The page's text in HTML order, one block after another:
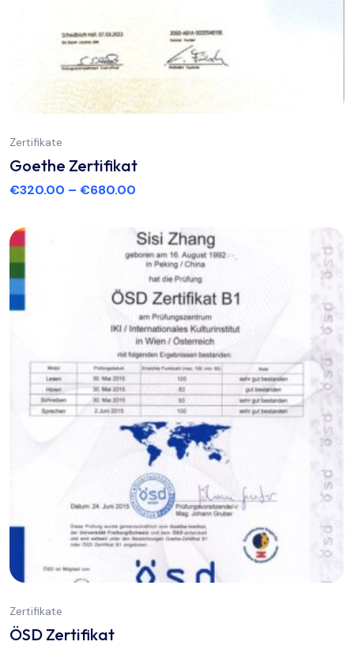
Zertifikate
Goethe Zertifikat
€320.00 – €680.00
Zertifikate
ÖSD Zertifikat